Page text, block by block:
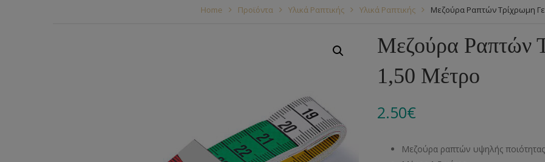
Νήματα για Τσάντες Κουμπώματα
Μεταλλικά Εξαρτήματα
Νήματα
Αξεσουάρ
Βαμβακερές
Ελαστικές
Κρόσια
Φυτίλια- Κορδόνια
Διάφορες Τρέσες
Ξύλινα
Πουκαμίσου
Στρας
Μεταλλικά
Άλλα Υλικά
Home Προϊόντα Υλικά Ραπτικής Υλικά Ραπτικής Μεζούρα Ραπτών Τρίχρωμη
Μεζούρα Ραπτών
1,50 Μέτρο
2.50€
Μεζούρα ραπτών υψηλής ποιότητας